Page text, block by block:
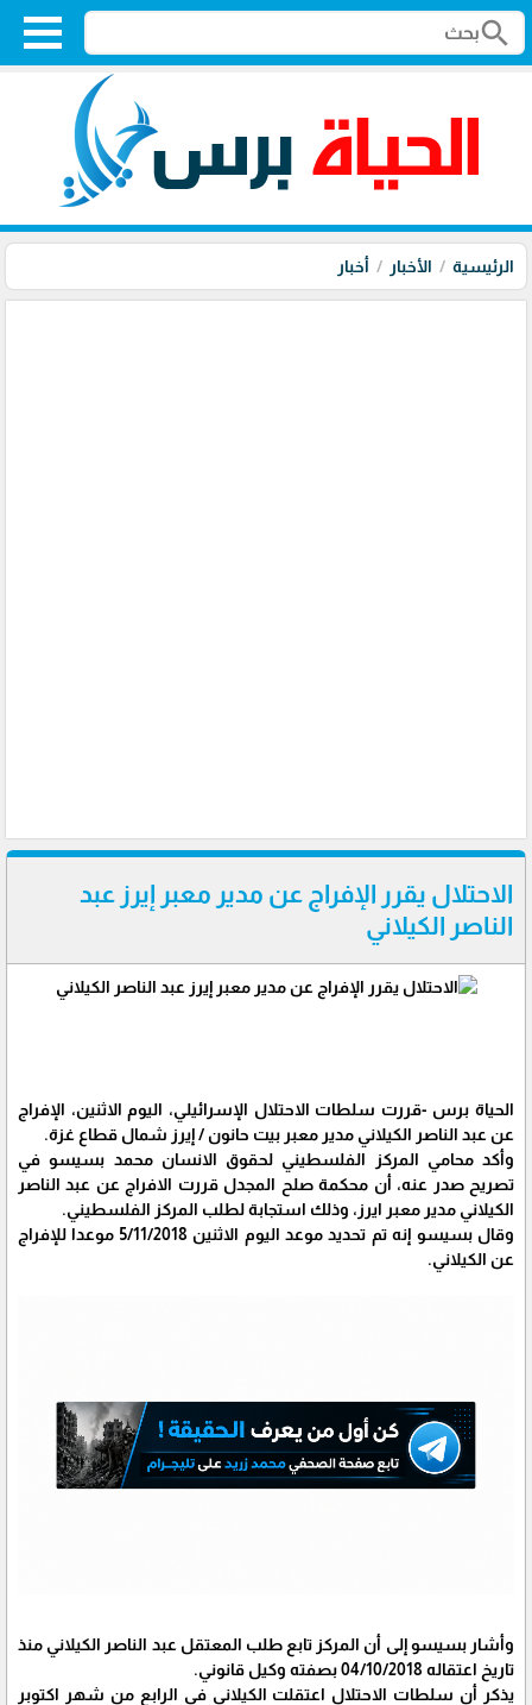
search
الرئيسية الأخبار أخبار
الاحتلال يقرر الإفراج عن مدير معبر إيرز عبد
الناصر الكيلاني
الحياة برس -قررت سلطات الاحتلال الإسرائيلي، اليوم الاثنين، الإفراج
عن عبد الناصر الكيلاني مدير معبر بيت حانون / إيرز شمال قطاع غزة.
وأكد محامي المركز الفلسطيني لحقوق الانسان محمد بسيسو في
تصريح صدر عنه، أن محكمة صلح المجدل قررت الافراج عن عبد الناصر
الكيلاني مدير معبر ايرز، وذلك استجابة لطلب المركز الفلسطيني.
وقال بسيسو إنه تم تحديد موعد اليوم الاثنين 5/11/2018 موعدا للإفراج
عن الكيلاني.
وأشار بسيسو إلى أن المركز تابع طلب المعتقل عبد الناصر الكيلاني منذ
تاريخ اعتقاله 04/10/2018 بصفته وكيل قانوني.
يذكر أن سلطات الاحتلال اعتقلت الكيلاني في الرابع من شهر اكتوبر